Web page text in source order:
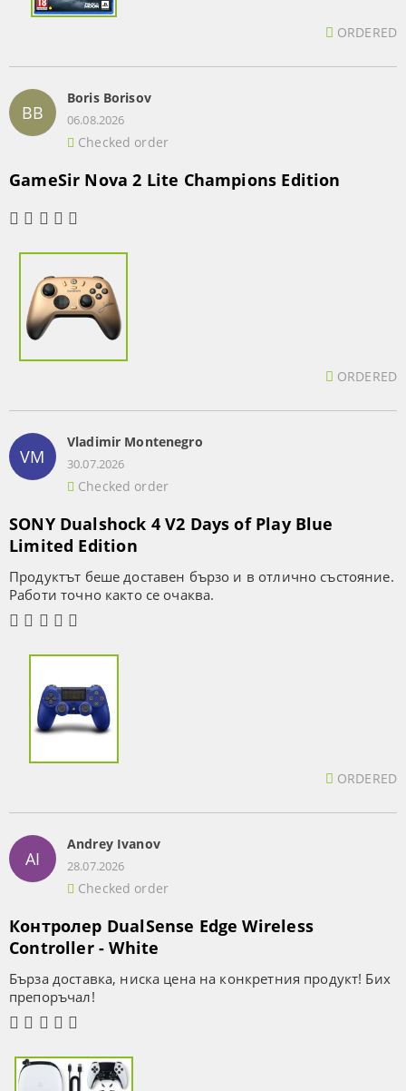
ORDERED
BB
Boris Borisov
06.08.2026
Checked order
GameSir Nova 2 Lite Champions Edition
ORDERED
VM
Vladimir Montenegro
30.07.2026
Checked order
SONY Dualshock 4 V2 Days of Play Blue
Limited Edition
Продуктът беше доставен бързо и в отлично състояние.
Работи точно както се очаква.
ORDERED
AI
Andrey Ivanov
28.07.2026
Checked order
Контролер DualSense Edge Wireless
Controller - White
Бърза доставка, ниска цена на конкретния продукт! Бих
препоръчал!